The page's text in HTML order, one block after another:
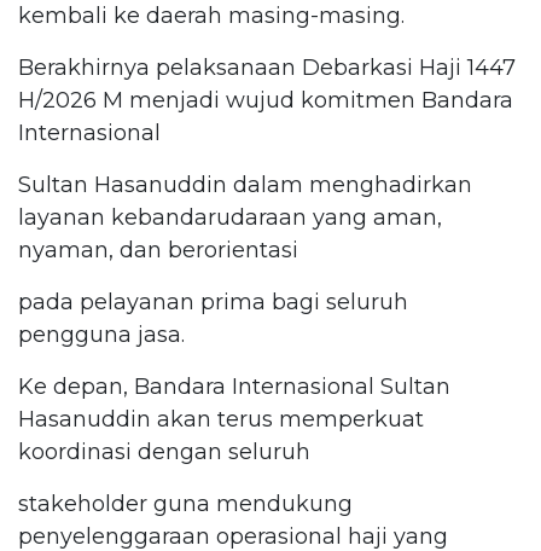
kembali ke daerah masing-masing.
Berakhirnya pelaksanaan Debarkasi Haji 1447
H/2026 M menjadi wujud komitmen Bandara
Internasional
Sultan Hasanuddin dalam menghadirkan
layanan kebandarudaraan yang aman,
nyaman, dan berorientasi
pada pelayanan prima bagi seluruh
pengguna jasa.
Ke depan, Bandara Internasional Sultan
Hasanuddin akan terus memperkuat
koordinasi dengan seluruh
stakeholder guna mendukung
penyelenggaraan operasional haji yang